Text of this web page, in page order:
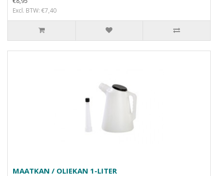
Excl. BTW: €7,40
MAATKAN / OLIEKAN 1-LITER